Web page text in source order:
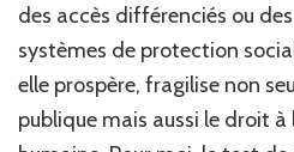
des accès différenciés ou
systèmes de protection
elle prospère, fragilise non
publique mais aussi le droit